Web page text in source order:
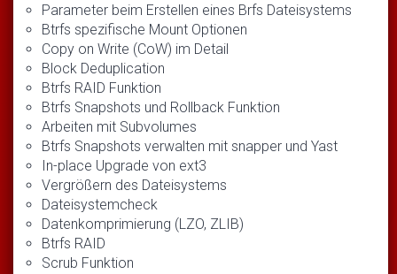
Parameter beim Erstellen eines Brfs Dateisystems
Btrfs spezifische Mount Optionen
Copy on Write (CoW) im Detail
Block Deduplication
Btrfs RAID Funktion
Btrfs Snapshots und Rollback Funktion
Arbeiten mit Subvolumes
Btrfs Snapshots verwalten mit snapper und Yast
In-place Upgrade von ext3
Vergrößern des Dateisystems
Dateisystemcheck
Datenkomprimierung (LZO, ZLIB)
Btrfs RAID
Scrub Funktion